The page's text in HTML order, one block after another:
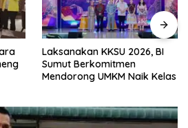
Laksanakan KKSU 2026, BI
Sumut Berkomitmen
Mendorong UMKM Naik Kelas